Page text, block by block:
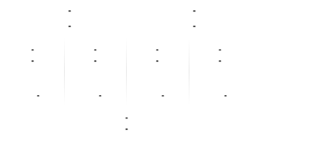
-
-
-
-
-
-
-
-
-
-
-
-
-
-
-
-
-
-